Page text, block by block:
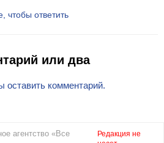
чтобы ответить
или два
оставить комментарий.
агентство «Все
Редакция не